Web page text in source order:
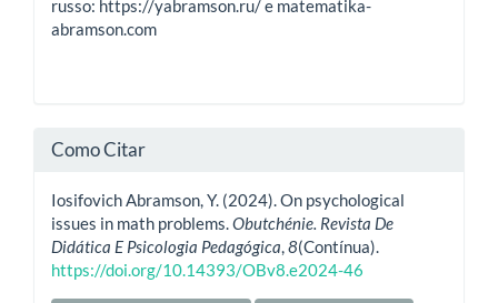
russo: https://yabramson.ru/ e matematika-
abramson.com
Como Citar
Iosifovich Abramson, Y. (2024). On psychological
issues in math problems.Obutchénie. Revista De
Didática E Psicologia Pedagógica,8(Contínua).
https://doi.org/10.14393/OBv8.e2024-46